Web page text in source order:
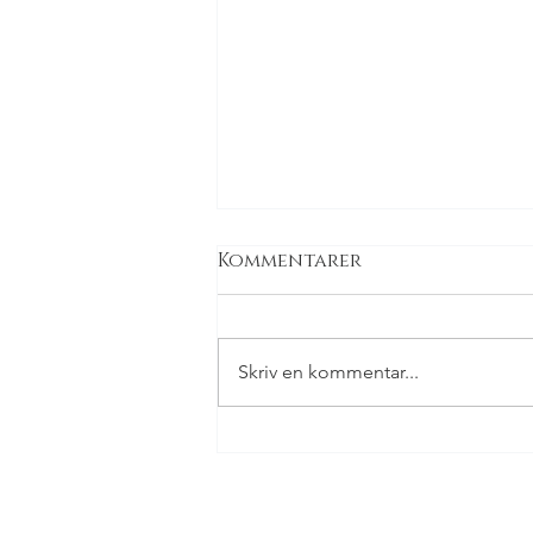
Kommentarer
Skriv en kommentar...